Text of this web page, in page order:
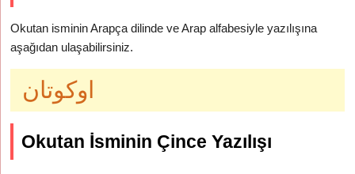
Okutan isminin Arapça dilinde ve Arap alfabesiyle yazılışına
aşağıdan ulaşabilirsiniz.
اوكوتان
Okutan İsminin Çince Yazılışı